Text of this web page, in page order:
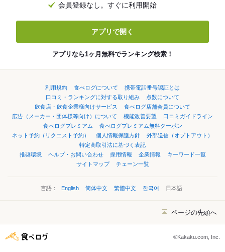
会員登録なし。すぐに利用開始
アプリで開く
アプリなら1ヶ月無料でランキング検索！
利用規約 食べログについて
携帯電話番号認証とは
口コミ・ランキングに対する取り組み
点数について
飲食店・飲食企業様向けサービス
食べログ店舗会員について
広告（メーカー・団体様等向け）について
機能改善要望
口コミガイドライン
食べログプレミアム
食べログプレミアム無料クーポン
ネット予約（リクエスト予約）
個人情報保護方針
外部送信（オプトアウト）
特定商取引法に基づく表記
推奨環境
ヘルプ・お問い合わせ 採用情報 企業情報
キーワード一覧
サイトマップ
チェーン一覧
言語： English 简体中文 繁體中文 한국어 日本語
ページの先頭へ
©Kakaku.com, Inc.